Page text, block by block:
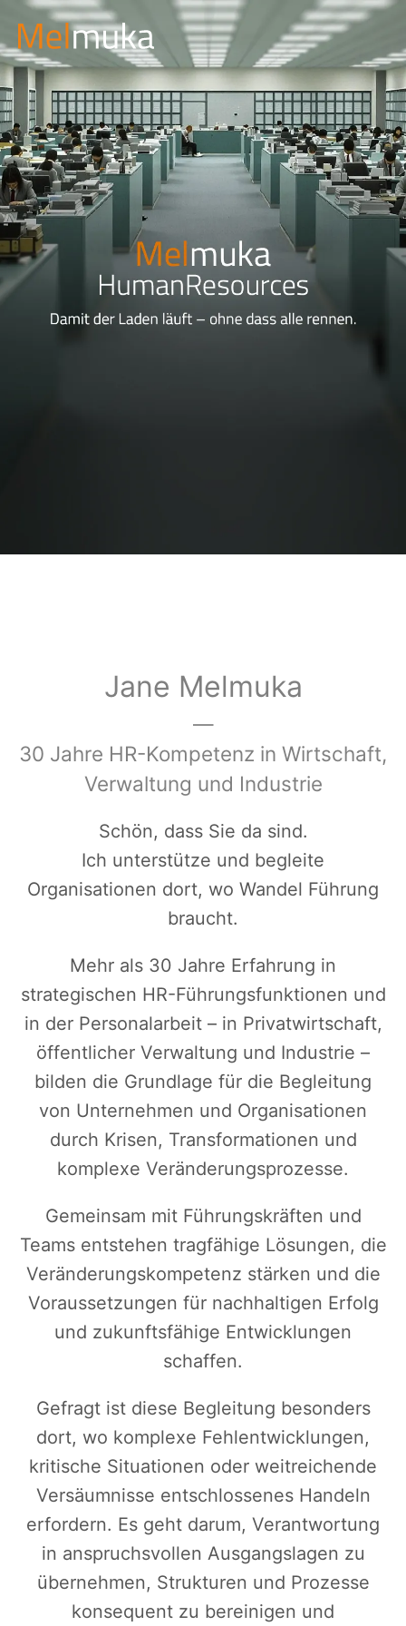
Jane Melmuka
—
30 Jahre HR-Kompetenz in Wirtschaft,
Verwaltung und Industrie
Schön, dass Sie da sind.
Ich unterstütze und begleite
Organisationen dort, wo Wandel Führung
braucht.
Mehr als 30 Jahre Erfahrung in
strategischen HR-Führungsfunktionen und
in der Personalarbeit – in Privatwirtschaft,
öffentlicher Verwaltung und Industrie –
bilden die Grundlage für die Begleitung
von Unternehmen und Organisationen
durch Krisen, Transformationen und
komplexe Veränderungsprozesse.
Gemeinsam mit Führungskräften und
Teams entstehen tragfähige Lösungen, die
Veränderungskompetenz stärken und die
Voraussetzungen für nachhaltigen Erfolg
und zukunftsfähige Entwicklungen
schaffen.
Gefragt ist diese Begleitung besonders
dort, wo komplexe Fehlentwicklungen,
kritische Situationen oder weitreichende
Versäumnisse entschlossenes Handeln
erfordern. Es geht darum, Verantwortung
in anspruchsvollen Ausgangslagen zu
übernehmen, Strukturen und Prozesse
konsequent zu bereinigen und